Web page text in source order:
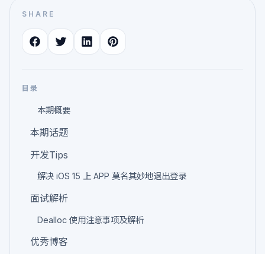
SHARE
目录
本期概要
本期话题
开发Tips
解决 iOS 15 上 APP 莫名其妙地退出登录
面试解析
Dealloc 使用注意事项及解析
优秀博客